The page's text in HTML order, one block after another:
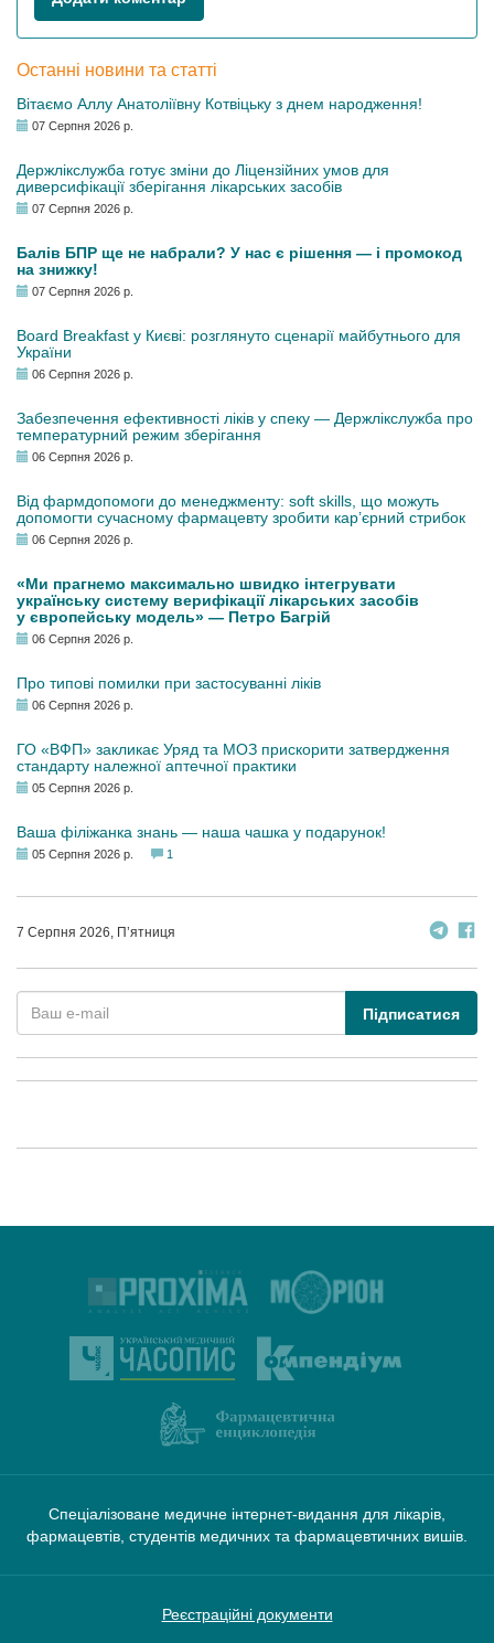
Останні новини та статті
Вітаємо Аллу Анатоліївну Котвіцьку з днем народження!
07 Серпня 2026 р.
Держлікслужба готує зміни до Ліцензійних умов для
диверсифікації зберігання лікарських засобів
07 Серпня 2026 р.
Балів БПР ще не набрали? У нас є рішення — і промокод
на знижку!
07 Серпня 2026 р.
Board Breakfast у Києві: розглянуто сценарії майбутнього для
України
06 Серпня 2026 р.
Забезпечення ефективності ліків у спеку — Держлікслужба про
температурний режим зберігання
06 Серпня 2026 р.
Від фармдопомоги до менеджменту: soft skills, що можуть
допомогти сучасному фармацевту зробити кар’єрний стрибок
06 Серпня 2026 р.
«Ми прагнемо максимально швидко інтегрувати
українську систему верифікації лікарських засобів
у європейську модель» — Петро Багрій
06 Серпня 2026 р.
Про типові помилки при застосуванні ліків
06 Серпня 2026 р.
ГО «ВФП» закликає Уряд та МОЗ прискорити затвердження
стандарту належної аптечної практики
05 Серпня 2026 р.
Ваша філіжанка знань — наша чашка у подарунок!
05 Серпня 2026 р. 1
7 Серпня 2026, П’ятниця
Підписатися
Спеціалізоване медичне інтернет-видання для лікарів,
фармацевтів, студентів медичних та фармацевтичних вишів.
Реєстраційні документи